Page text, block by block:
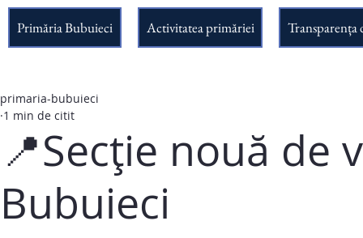
Primăria Bubuieci Activitatea primăriei Transparența
📍Secție nouă de
Bubuieci
primaria-bubuieci
1 min de citit